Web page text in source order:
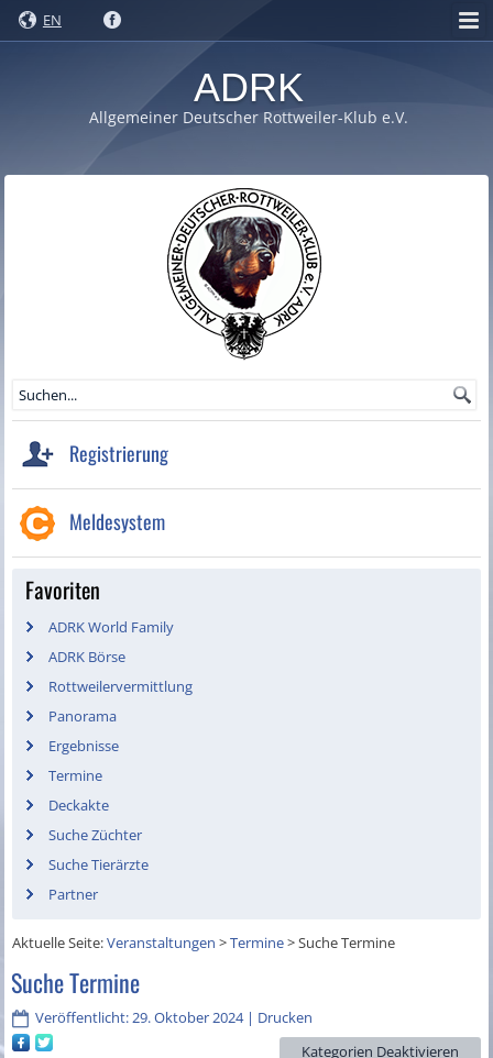
EN
ADRK
Allgemeiner Deutscher Rottweiler-Klub e.V.
Registrierung
Meldesystem
Favoriten
ADRK World Family
ADRK Börse
Rottweilervermittlung
Panorama
Ergebnisse
Termine
Deckakte
Suche Züchter
Suche Tierärzte
Partner
Aktuelle Seite:Veranstaltungen >Termine>Suche Termine
Suche Termine
Veröffentlicht: 29. Oktober 2024| Drucken